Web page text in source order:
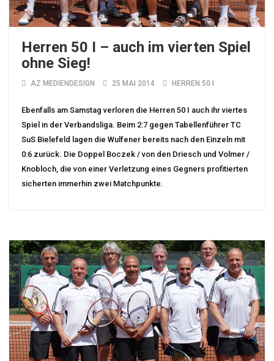
Herren 50 I – auch im vierten Spiel
ohne Sieg!
AZ MEDIENDESIGN 25 MAI 2014 HERREN 50 I
Ebenfalls am Samstag verloren die Herren 50 I auch ihr viertes
Spiel in der Verbandsliga. Beim 2:7 gegen Tabellenführer TC
SuS Bielefeld lagen die Wulfener bereits nach den Einzeln mit
0:6 zurück. Die Doppel Boczek / von den Driesch und Volmer /
Knobloch, die von einer Verletzung eines Gegners profitierten
sicherten immerhin zwei Matchpunkte.